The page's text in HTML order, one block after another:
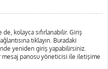
kolayca sıfırlanabilir. Giriş
tıklayın. Buradaki
yeniden giriş yapabilirsiniz.
mesaj panosu yöneticisi ile iletişime